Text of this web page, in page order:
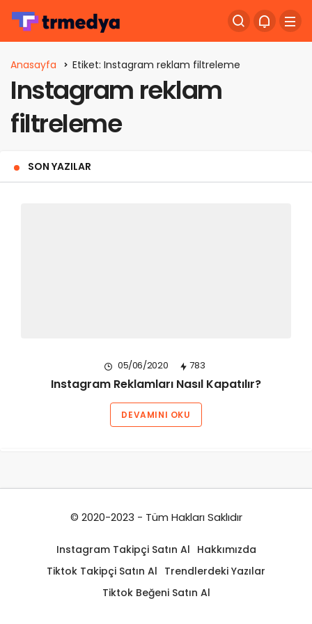
Anasayfa Etiket: Instagram reklam filtreleme
Instagram reklam
filtreleme
SON YAZILAR
05/06/2020 783
Instagram Reklamları Nasıl Kapatılır?
DEVAMINI OKU
© 2020-2023 - Tüm Hakları Saklıdır
Instagram Takipçi Satın Al Hakkımızda
Tiktok Takipçi Satın Al Trendlerdeki Yazılar
Tiktok Beğeni Satın Al